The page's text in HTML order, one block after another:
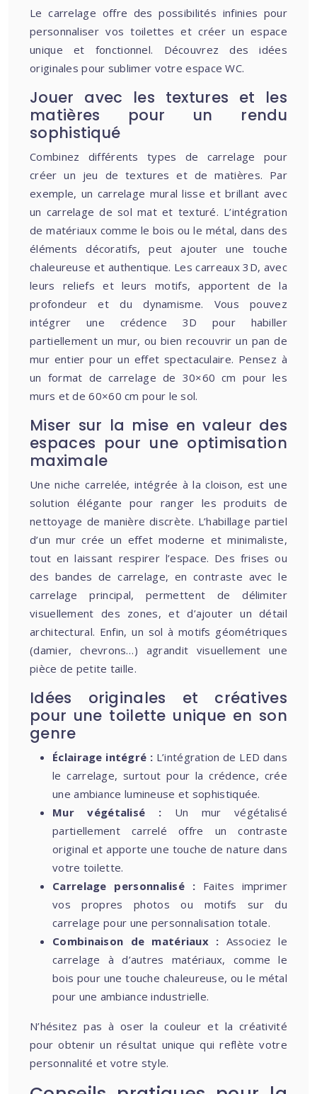
Le carrelage offre des possibilités infinies pour
personnaliser vos toilettes et créer un espace
unique et fonctionnel. Découvrez des idées
originales pour sublimer votre espace WC.
Jouer avec les textures et les
matières pour un rendu
sophistiqué
Combinez différents types de carrelage pour
créer un jeu de textures et de matières. Par
exemple, un carrelage mural lisse et brillant avec
un carrelage de sol mat et texturé. L’intégration
de matériaux comme le bois ou le métal, dans des
éléments décoratifs, peut ajouter une touche
chaleureuse et authentique. Les carreaux 3D, avec
leurs reliefs et leurs motifs, apportent de la
profondeur et du dynamisme. Vous pouvez
intégrer une crédence 3D pour habiller
partiellement un mur, ou bien recouvrir un pan de
mur entier pour un effet spectaculaire. Pensez à
un format de carrelage de 30×60 cm pour les
murs et de 60×60 cm pour le sol.
Miser sur la mise en valeur des
espaces pour une optimisation
maximale
Une niche carrelée, intégrée à la cloison, est une
solution élégante pour ranger les produits de
nettoyage de manière discrète. L’habillage partiel
d’un mur crée un effet moderne et minimaliste,
tout en laissant respirer l’espace. Des frises ou
des bandes de carrelage, en contraste avec le
carrelage principal, permettent de délimiter
visuellement des zones, et d’ajouter un détail
architectural. Enfin, un sol à motifs géométriques
(damier, chevrons…) agrandit visuellement une
pièce de petite taille.
Idées originales et créatives
pour une toilette unique en son
genre
Éclairage intégré : L’intégration de LED dans
le carrelage, surtout pour la crédence, crée
une ambiance lumineuse et sophistiquée.
Mur végétalisé : Un mur végétalisé
partiellement carrelé offre un contraste
original et apporte une touche de nature dans
votre toilette.
Carrelage personnalisé : Faites imprimer
vos propres photos ou motifs sur du
carrelage pour une personnalisation totale.
Combinaison de matériaux : Associez le
carrelage à d’autres matériaux, comme le
bois pour une touche chaleureuse, ou le métal
pour une ambiance industrielle.
N’hésitez pas à oser la couleur et la créativité
pour obtenir un résultat unique qui reflète votre
personnalité et votre style.